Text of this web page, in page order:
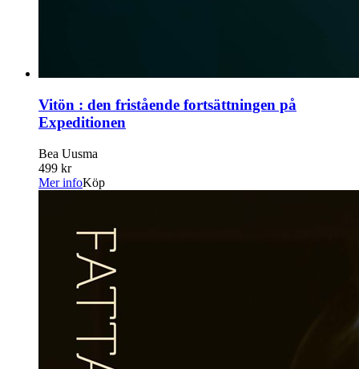
Vitön : den fristående fortsättningen på
Expeditionen
Bea Uusma
499 kr
Mer infoKöp